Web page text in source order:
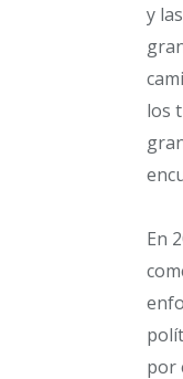
y
los
En
por